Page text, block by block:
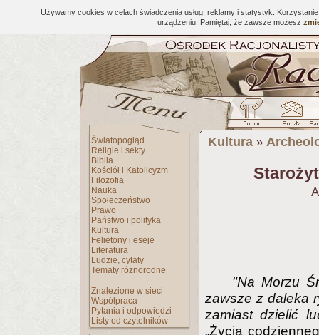
Używamy cookies w celach świadczenia usług, reklamy i statystyk.
urządzeniu. Pamiętaj, że zawsze możesz
Światopogląd
Religie i sekty
Biblia
Kościół i Katolicyzm
Filozofia
Nauka
Społeczeństwo
Prawo
Państwo i polityka
Kultura
Felietony i eseje
Literatura
Ludzie, cytaty
Tematy różnorodne
Znalezione w sieci
Współpraca
Pytania i odpowiedzi
Listy od czytelników
Kultura »
"Na Morzu
zawsze z daleka
zamiast dzielić
„Życia